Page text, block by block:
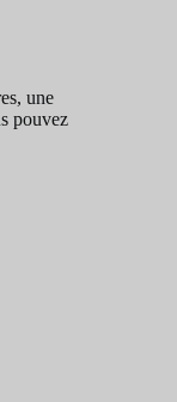
une
pouvez